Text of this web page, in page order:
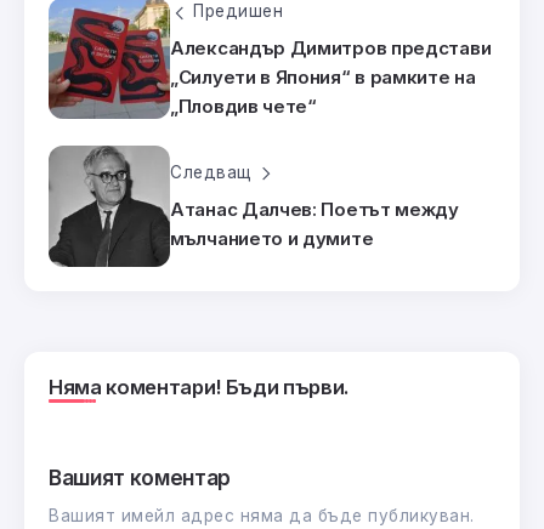
Предишен
Александър Димитров представи
„Силуети в Япония“ в рамките на
„Пловдив чете“
Следващ
Атанас Далчев: Поетът между
мълчанието и думите
Няма коментари! Бъди първи.
Вашият коментар
Вашият имейл адрес няма да бъде публикуван.